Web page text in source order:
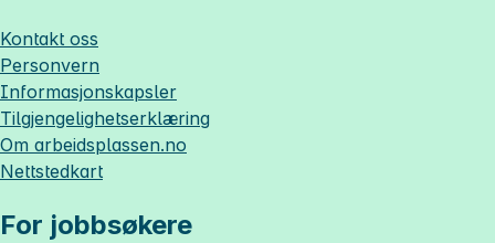
Kontakt oss
Personvern
Informasjonskapsler
Tilgjengelighetserklæring
Om arbeidsplassen.no
Nettstedkart
For jobbsøkere